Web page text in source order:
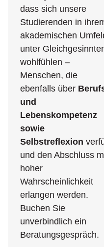
dass sich unsere
Studierenden in
akademischen
unter
wohlfühlen –
Menschen, die
ebenfalls über
und
Lebenskompetenz
sowie
Selbstreflexion
und den Abschluss
hoher
Wahrscheinlichkeit
erlangen werden.
Buchen Sie
unverbindlich ein
Beratungsgespräch.